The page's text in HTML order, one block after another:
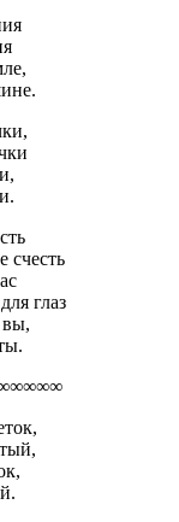
счесть
глаз
вы,